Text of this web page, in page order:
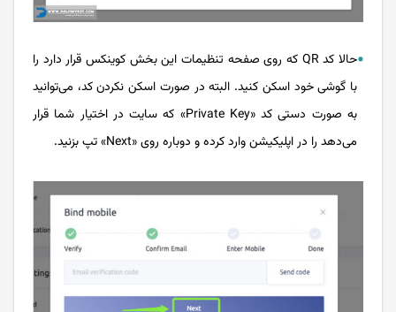
حالا کد QR که روی صفحه تنظیمات این بخش کوینکس قرار دارد را
با گوشی خود اسکن کنید. البته در صورت اسکن نکردن کد، می‌توانید
به صورت دستی کد «Private Key» که سایت در اختیار شما قرار
می‌دهد را در اپلیکیشن وارد کرده و دوباره روی «Next» تپ بزنید.